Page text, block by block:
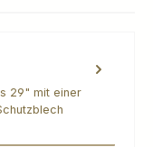
29" mit einer